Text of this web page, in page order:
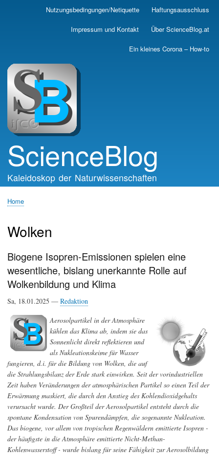
Skip
main
Nutzungsbedingungen/Netiquette Haftungsausschluss
Impressum und Kontakt Über ScienceBlog.at
Ein kleines Corona – How-to
ScienceBlog
Kaleidoskop der Naturwissenschaften
Home
Wolken
Biogene Isopren-Emissionen spielen eine
wesentliche, bislang unerkannte Rolle auf
Wolkenbildung und Klima
Sa, 18.01.2025 — Redaktion
Aerosolpartikel in der Atmosphäre
kühlen das Klima ab, indem sie das
Sonnenlicht direkt reflektieren und
als Nukleationskeime für Wasser
fungieren, d.i. für die Bildung von Wolken, die auf
die Strahlungsbilanz der Erde stark einwirken. Seit der vorindustriellen
Zeit haben Veränderungen der atmosphärischen Partikel so einen Teil der
Erwärmung maskiert, die durch den Anstieg des Kohlendioxidgehalts
verursacht wurde. Der Großteil der Aerosolpartikel entsteht durch die
spontane Kondensation von Spurendämpfen, die sogenannte Nukleation.
Das biogene, vor allem von tropischen Regenwäldern emittierte Isopren -
der häufigste in die Atmosphäre emittierte Nicht-Methan-
Kohlenwasserstoff - wurde bislang für seine Fähigkeit zur Aerosolbildung